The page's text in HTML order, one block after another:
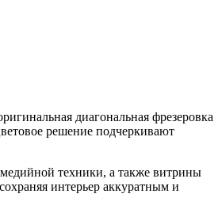
диагональная фрезеровка
решение подчеркивают
техники, а также витрины
интерьер аккуратным и